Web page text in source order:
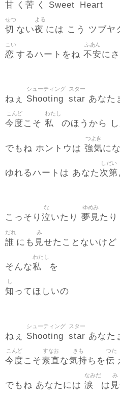
甘 く 苦 く Sweet Heart
切
せつ
ない夜
よる
には こう ツブヤ
恋
こい
するハートをね 不安
ふあん
に
ねぇ Shooting
シューティング
star
スター
あなた
今度
こんど
こそ 私
わたし
のほうから
でもね ホントウは 強気
つよき
に
ゆれるハートは あなた 次第
しだい
こっそり 泣
な
いたり 夢見
ゆめみ
たり
誰
だれ
にも 見
み
せたことないけど
そんな私
わたし
を
知
し
ってほしいの
ねぇ Shooting
シューティング
star
スター
あなた
今度
こんど
こそ素直
すなお
な気持
きも
ちを伝
つた
でもね あなたには 涙
なみだ
は 見
み